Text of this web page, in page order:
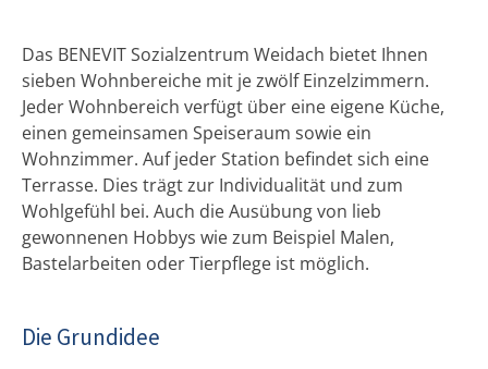
Das BENEVIT Sozialzentrum Weidach bietet Ihnen
sieben Wohnbereiche mit je zwölf Einzelzimmern.
Jeder Wohnbereich verfügt über eine eigene Küche,
einen gemeinsamen Speiseraum sowie ein
Wohnzimmer. Auf jeder Station befindet sich eine
Terrasse. Dies trägt zur Individualität und zum
Wohlgefühl bei. Auch die Ausübung von lieb
gewonnenen Hobbys wie zum Beispiel Malen,
Bastelarbeiten oder Tierpflege ist möglich.
Die Grundidee